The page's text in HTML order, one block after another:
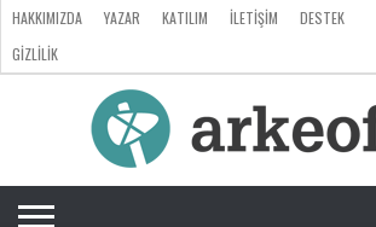
ARKEOLOJI
ANTROPOLOJI
PALEONTOLOJI
EVRIM
DOSYA
CEVAP
RÖPORTAJ
HAKKIMIZDA YAZAR KATILIM İLETIŞIM
DESTEK
GIZLILIK